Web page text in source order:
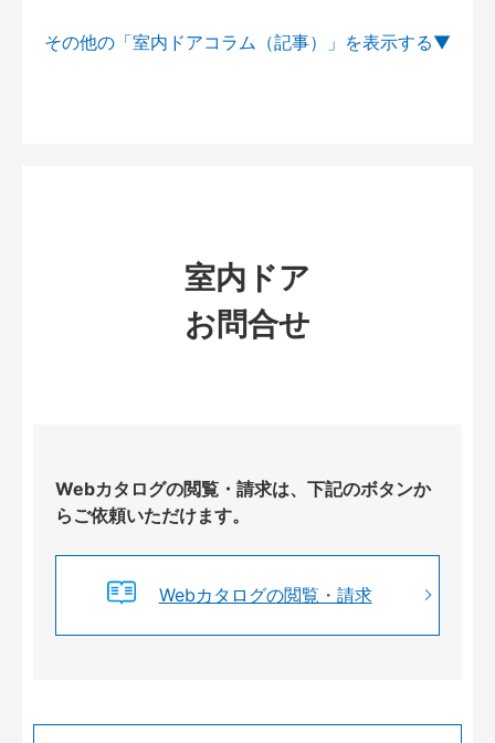
その他の「室内ドアコラム（記事）」を
室内ドア
お問合せ
Webカタログの閲覧・請求は、下記のボタンか
らご依頼いただけます。
Webカタログの閲覧・請求